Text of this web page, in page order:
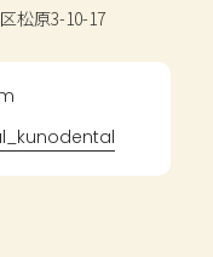
松原3-10-17